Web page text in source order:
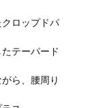
ロップドパ
テーパード
ら、腰周り